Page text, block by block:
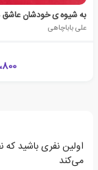
علی باباچاهی
اولین نفری باشید
می‌کند